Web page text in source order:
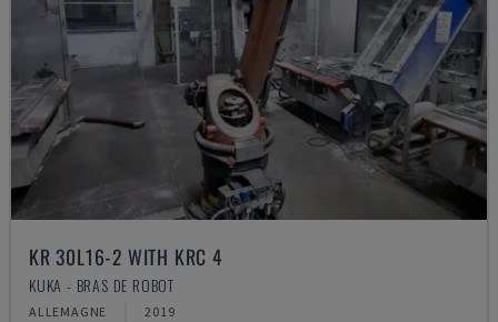
KR 30L16-2 WITH KRC 4
KUKA - BRAS DE ROBOT
ALLEMAGNE 2019